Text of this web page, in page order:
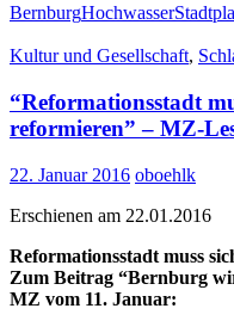
wird
Hochwasser
Flaschenhals”
vom
01.07.2016
BernburgHochwasser
Kultur und Gesellschaft,
“Reformationsstadt
reformieren” – MZ-
22. Januar 2016 oboehlk
Erschienen am 22.01.2016
Reformationsstadt muss
Zum Beitrag “Bernburg
MZ vom 11. Januar: